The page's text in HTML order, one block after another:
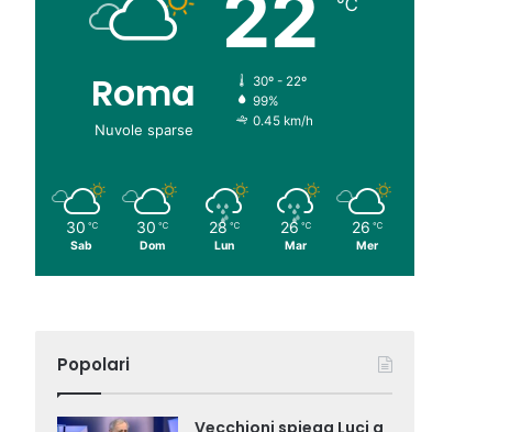
Roma
Nuvole sparse
22
30º - 22º
99%
0.45 km/h
30 ℃
Sab
30 ℃
Dom
28 ℃
Lun
26 ℃
Mar
26 ℃
Mer
Popolari
Vecchioni spiega Luci a